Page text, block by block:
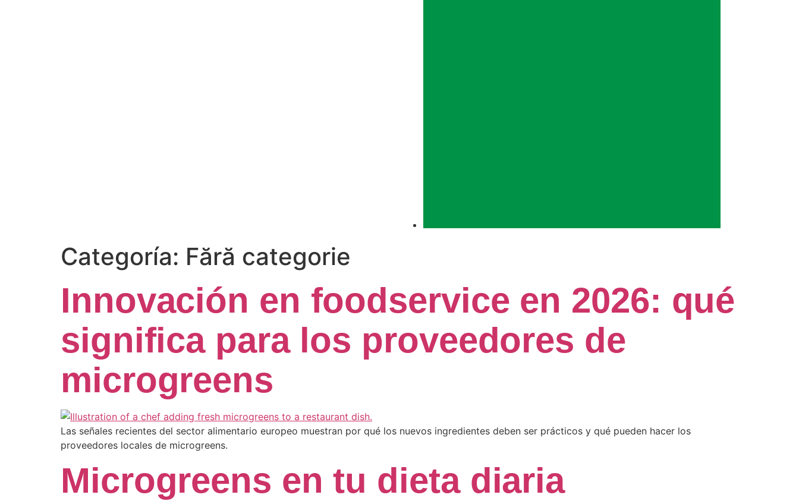
Categoría: Fără categorie
Innovación en foodservice en 2026: qué
significa para los proveedores de
microgreens
Las señales recientes del sector alimentario europeo muestran por qué los nuevos ingredientes deben ser prácticos y qué pueden hacer los
proveedores locales de microgreens.
Microgreens en tu dieta diaria